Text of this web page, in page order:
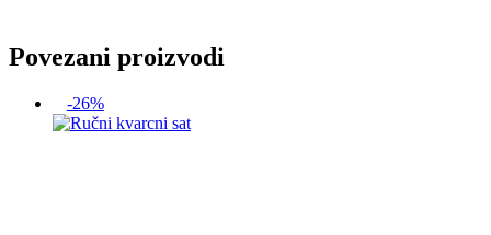
Povezani proizvodi
-26%